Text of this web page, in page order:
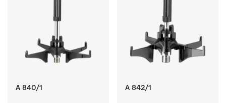
A 840/1 A 842/1